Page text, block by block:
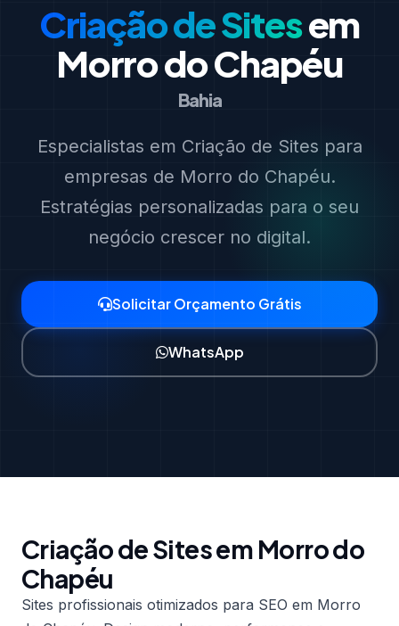
Criação de Sitesem
Morro do Chapéu
Bahia
Especialistas em Criação de Sites para
empresas de Morro do Chapéu.
Estratégias personalizadas para o seu
negócio crescer no digital.
Solicitar Orçamento Grátis
WhatsApp
Criação de Sites em Morro do
Chapéu
Sites profissionais otimizados para SEO em Morro